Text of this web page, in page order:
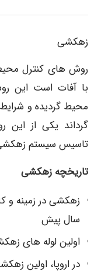
زهکشی
روش های کنترل
با آفات است این
محیط گردیده و
گرداند یکی از این
تاسیس سیستم
تاریخچه زهکشی
سال پیش
اولین لوله های زهکشی حدود ۴